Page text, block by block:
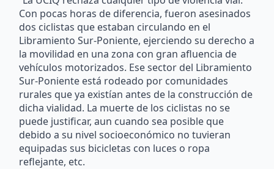
Con pocas horas de diferencia, fueron asesinados
dos ciclistas que estaban circulando en el
Libramiento Sur-Poniente, ejerciendo su derecho a
la movilidad en una zona con gran afluencia de
vehículos motorizados. Ese sector del Libramiento
Sur-Poniente está rodeado por comunidades
rurales que ya existían antes de la construcción de
dicha vialidad. La muerte de los ciclistas no se
puede justificar, aun cuando sea posible que
debido a su nivel socioeconómico no tuvieran
equipadas sus bicicletas con luces o ropa
reflejante, etc.